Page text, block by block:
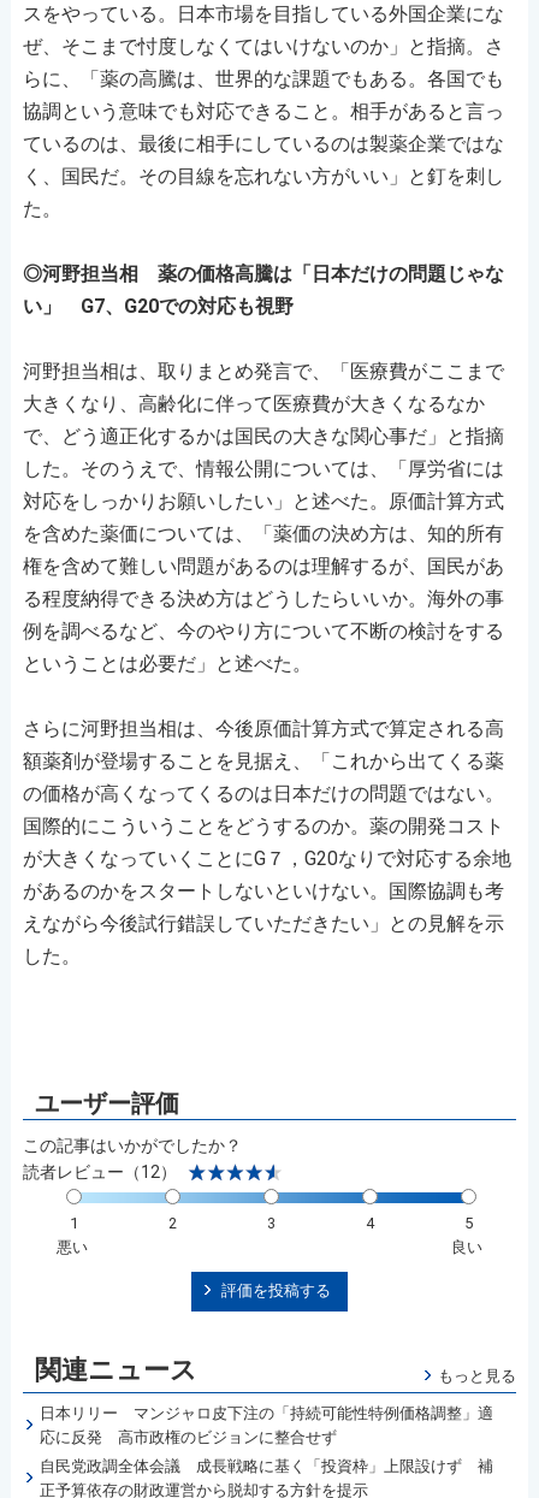
スをやっている。日本市場を目指している外国企業にな
ぜ、そこまで忖度しなくてはいけないのか」と指摘。さ
らに、「薬の高騰は、世界的な課題でもある。各国でも
協調という意味でも対応できること。相手があると言っ
ているのは、最後に相手にしているのは製薬企業ではな
く、国民だ。その目線を忘れない方がいい」と釘を刺し
た。
◎河野担当相 薬の価格高騰は「日本だけの問題じゃな
い」 G7、G20での対応も視野
河野担当相は、取りまとめ発言で、「医療費がここまで
大きくなり、高齢化に伴って医療費が大きくなるなか
で、どう適正化するかは国民の大きな関心事だ」と指摘
した。そのうえで、情報公開については、「厚労省には
対応をしっかりお願いしたい」と述べた。原価計算方式
を含めた薬価については、「薬価の決め方は、知的所有
権を含めて難しい問題があるのは理解するが、国民があ
る程度納得できる決め方はどうしたらいいか。海外の事
例を調べるなど、今のやり方について不断の検討をする
ということは必要だ」と述べた。
さらに河野担当相は、今後原価計算方式で算定される高
額薬剤が登場することを見据え、「これから出てくる薬
の価格が高くなってくるのは日本だけの問題ではない。
国際的にこういうことをどうするのか。薬の開発コスト
が大きくなっていくことにG７，G20なりで対応する余地
があるのかをスタートしないといけない。国際協調も考
えながら今後試行錯誤していただきたい」との見解を示
した。
この記事はいかがでしたか？
読者レビュー（12）
1 2 3 4
5
悪い
良い
評価を投稿する
関連ニュース もっと見る
日本リリー マンジャロ皮下注の「持続可能性特例価格調整」適
応に反発 高市政権のビジョンに整合せず
自民党政調全体会議 成長戦略に基く「投資枠」上限設けず 補
正予算依存の財政運営から脱却する方針を提示